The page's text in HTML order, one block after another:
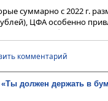
— отметил
инвестиционного
оценил сложившуюся
(кроме тех, кто
люди, которые
подумают, что они
суммарно с 2022 г.
ЦФА особенно
21,3 млрд рублей),
компаний (восемь
всего заемщики
и те, кто делал выпуски
комментарий
должен держать в